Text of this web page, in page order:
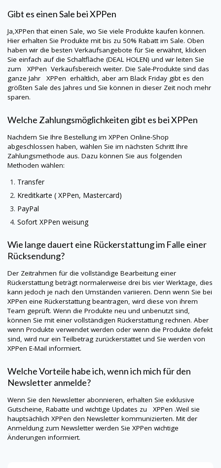
Gibt es einen Sale beiXPPen
Ja,XPPenthat einen Sale, wo Sie viele Produkte kaufen können.
Hier erhalten Sie Produkte mit bis zu 50% Rabatt im Sale. Oben
haben wir die besten Verkaufsangebote für Sie erwähnt, klicken
Sie einfach auf die Schaltfläche (DEAL HOLEN) und wir leiten Sie
zum XPPen Verkaufsbereich weiter. Die Sale-Produkte sind das
ganze Jahr
XPPen erhältlich, aber am Black Friday gibt es den
größten Sale des Jahres und Sie können in dieser Zeit noch mehr
sparen.
Welche Zahlungsmöglichkeiten gibt es beiXPPen
Nachdem Sie Ihre Bestellung im XPPen Online-Shop
abgeschlossen haben, wählen Sie im nächsten Schritt Ihre
Zahlungsmethode aus. Dazu können Sie aus folgenden
Methoden wählen:
Transfer
Kreditkarte ( XPPen, Mastercard)
PayPal
Sofort XPPen weisung
Wie lange dauert eine Rückerstattung im Falle einer
Rücksendung?
Der Zeitrahmen für die vollständige Bearbeitung einer
Rückerstattung beträgt normalerweise drei bis vier Werktage, dies
kann jedoch je nach den Umständen variieren. Denn wenn Sie bei
XPPen eine Rückerstattung beantragen, wird diese von ihrem
Team geprüft. Wenn die Produkte neu und unbenutzt sind,
können Sie mit einer vollständigen Rückerstattung rechnen. Aber
wenn Produkte verwendet werden oder wenn die Produkte defekt
sind, wird nur ein Teilbetrag zurückerstattet und Sie werden von
XPPen E-Mail informiert.
Welche Vorteile habe ich, wenn ich mich für den
Newsletter anmelde?
Wenn Sie den Newsletter abonnieren, erhalten Sie exklusive
Gutscheine, Rabatte und wichtige Updates zu XPPen .Weil sie
hauptsächlich XPPen den Newsletter kommunizierten. Mit der
Anmeldung zum Newsletter werden Sie XPPen wichtige
Änderungen informiert.